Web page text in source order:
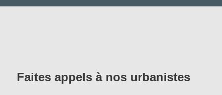
Faites appels à nos urbanistes